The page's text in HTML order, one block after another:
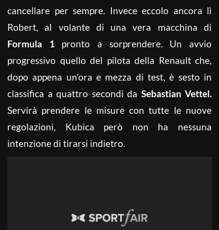
cancellare per sempre. Invece eccolo ancora lì
Robert, al volante di una vera macchina di
Formula 1pronto a sorprendere. Un avvio
progressivo quello del pilota della Renault che,
dopo appena un’ora e mezza di test, è sesto in
classifica a quattro secondi da Sebastian Vettel.
Servirà prendere le misure con tutte le nuove
regolazioni, Kubica però non ha nessuna
intenzione di tirarsi indietro.